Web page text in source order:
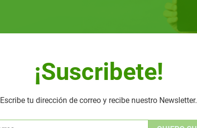
¡Suscribete!
Escribe tu dirección de correo y recibe nuestro Newsletter.